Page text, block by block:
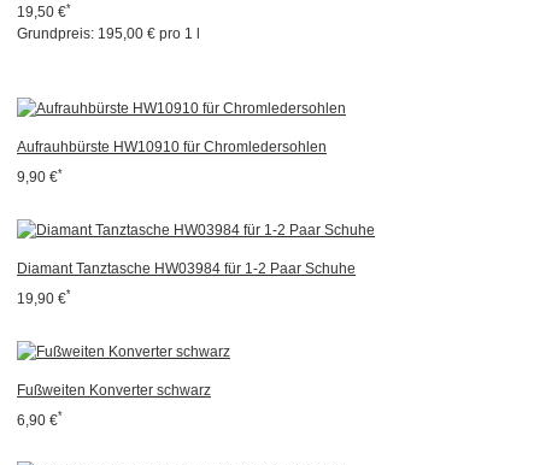
19,50 €*
Grundpreis: 195,00 € pro 1 l
Aufrauhbürste HW10910 für Chromledersohlen
9,90 €*
Diamant Tanztasche HW03984 für 1-2 Paar Schuhe
19,90 €*
Fußweiten Konverter schwarz
6,90 €*